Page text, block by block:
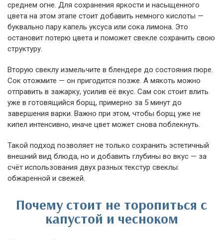
среднем огне. Для сохранения яркости и насыщенного
цвета на этом этапе стоит добавить немного кислоты —
буквально пару капель уксуса или сока лимона. Это
остановит потерю цвета и поможет свекле сохранить свою
структуру.
Вторую свеклу измельчите в блендере до состояния пюре.
Сок отожмите — он пригодится позже. А мякоть можно
отправить в зажарку, усилив её вкус. Сам сок стоит влить
уже в готовящийся борщ, примерно за 5 минут до
завершения варки. Важно при этом, чтобы борщ уже не
кипел интенсивно, иначе цвет может снова поблекнуть.
Такой подход позволяет не только сохранить эстетичный
внешний вид блюда, но и добавить глубины во вкус — за
счёт использования двух разных текстур свеклы:
обжаренной и свежей.
Почему стоит не торопиться с
капустой и чесноком